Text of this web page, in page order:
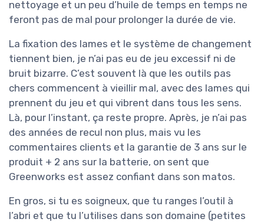
nettoyage et un peu d’huile de temps en temps ne
feront pas de mal pour prolonger la durée de vie.
La fixation des lames et le système de changement
tiennent bien, je n’ai pas eu de jeu excessif ni de
bruit bizarre. C’est souvent là que les outils pas
chers commencent à vieillir mal, avec des lames qui
prennent du jeu et qui vibrent dans tous les sens.
Là, pour l’instant, ça reste propre. Après, je n’ai pas
des années de recul non plus, mais vu les
commentaires clients et la garantie de 3 ans sur le
produit + 2 ans sur la batterie, on sent que
Greenworks est assez confiant dans son matos.
En gros, si tu es soigneux, que tu ranges l’outil à
l’abri et que tu l’utilises dans son domaine (petites